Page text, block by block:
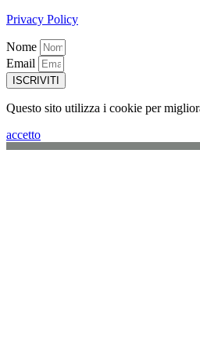
Privacy Policy
Nome
Email
ISCRIVITI
Questo sito utilizza i cookie per
accetto